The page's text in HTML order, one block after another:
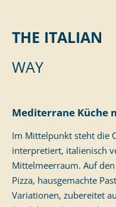
THE ITALIAN
WAY
Mediterrane Küche
Im Mittelpunkt steht die
interpretiert, italienisch
Mittelmeerraum. Auf
Pizza, hausgemachte
Variationen, zubereitet